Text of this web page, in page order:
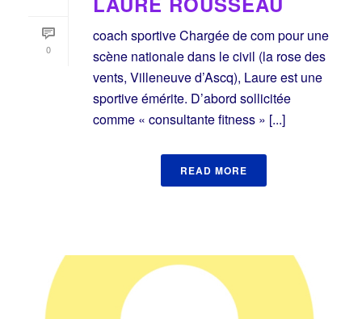
0
coach sportive Chargée de com pour une
scène nationale dans le civil (la rose des
vents, Villeneuve d’Ascq), Laure est une
sportive émérite. D’abord sollicitée
comme « consultante fitness » [...]
READ MORE